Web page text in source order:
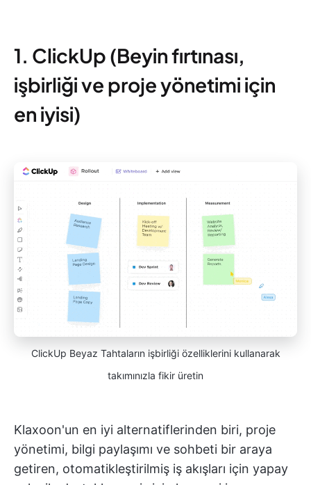
1. ClickUp (Beyin fırtınası,
işbirliği ve proje yönetimi için
en iyisi)
ClickUp Beyaz Tahtaların işbirliği özelliklerini kullanarak
takımınızla fikir üretin
Klaxoon'un en iyi alternatiflerinden biri, proje
yönetimi, bilgi paylaşımı ve sohbeti bir araya
getiren, otomatikleştirilmiş iş akışları için yapay